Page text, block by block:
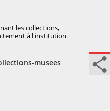
les collections,
à l'institution
musees